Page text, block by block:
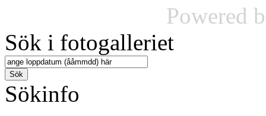
Powered
Sök i fotogalleriet
Sökinfo